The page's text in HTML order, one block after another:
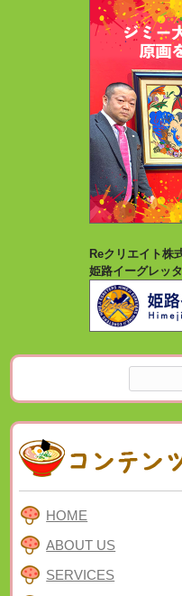
Reクリエイト株
姫路イーグレッ
索:
HOME
ABOUT US
SERVICES